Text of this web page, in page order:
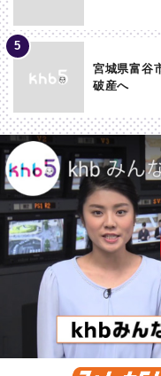
宮城県富谷
破産へ